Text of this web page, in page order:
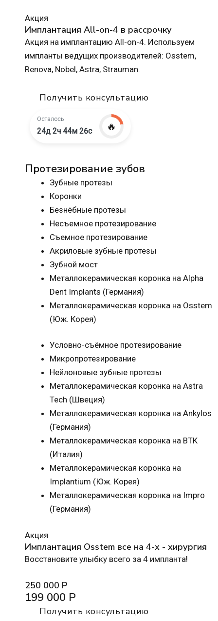
Акция
Имплантация All-on-4 в рассрочку
Акция на имплантацию All-on-4. Используем
импланты ведущих производителей: Osstem,
Renova, Nobel, Astra, Strauman.
Получить консультацию
Осталось
24д 2ч 44м 25с 🔥
Протезирование зубов
Зубные протезы
Коронки
Безнёбные протезы
Несъемное протезирование
Съемное протезирование
Акриловые зубные протезы
Зубной мост
Металлокерамическая коронка на Alpha
Dent Implants (Германия)
Металлокерамическая коронка на Osstem
(Юж. Корея)
Условно-съёмное протезирование
Микропротезирование
Нейлоновые зубные протезы
Металлокерамическая коронка на Astra
Tech (Швеция)
Металлокерамическая коронка на Ankylos
(Германия)
Металлокерамическая коронка на BTK
(Италия)
Металлокерамическая коронка на
Implantium (Юж. Корея)
Металлокерамическая коронка на Impro
(Германия)
Акция
Имплантация Osstem все на 4-х - хирургия
Восстановите улыбку всего за 4 импланта!
250 000 Р
199 000 Р
Получить консультацию